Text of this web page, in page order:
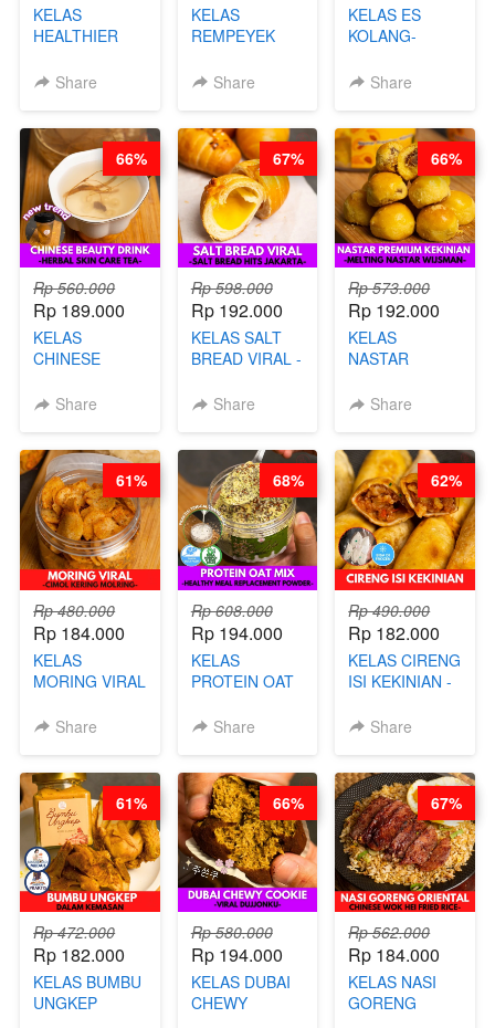
KELAS
HEALTHIER
KERIPIK
BY CHEF DITA
Share
KELAS
REMPEYEK
KEMASAN - BY
Share
KELAS ES
KOLANG-
- TANPA SIRUP
Share
Rp 560.000
Rp 189.000
KELAS
CHINESE
- HERBAL SKIN
ARISUDANA
Share
66%
Rp 598.000
Rp 192.000
KELAS SALT
BREAD VIRAL -
HITS JAKARTA
Share
67%
Rp 573.000
Rp 192.000
KELAS
NASTAR
KEKINIAN -
WIJSMAN- BY
CHEF DITA
Share
66%
Rp 480.000
Rp 184.000
KELAS
MORING VIRAL
KERING
Share
61%
Rp 608.000
Rp 194.000
KELAS
PROTEIN OAT
MEAL
BARISTA
ARISUDANA
Share
68%
Rp 490.000
Rp 182.000
KELAS CIRENG
ISI KEKINIAN -
Share
62%
Rp 472.000
Rp 182.000
KELAS BUMBU
UNGKEP
61%
Rp 580.000
Rp 194.000
KELAS DUBAI
CHEWY
66%
Rp 562.000
Rp 184.000
KELAS NASI
GORENG
67%